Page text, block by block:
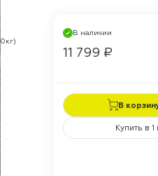
В наличии
11 799 ₽
В
Купить в 1